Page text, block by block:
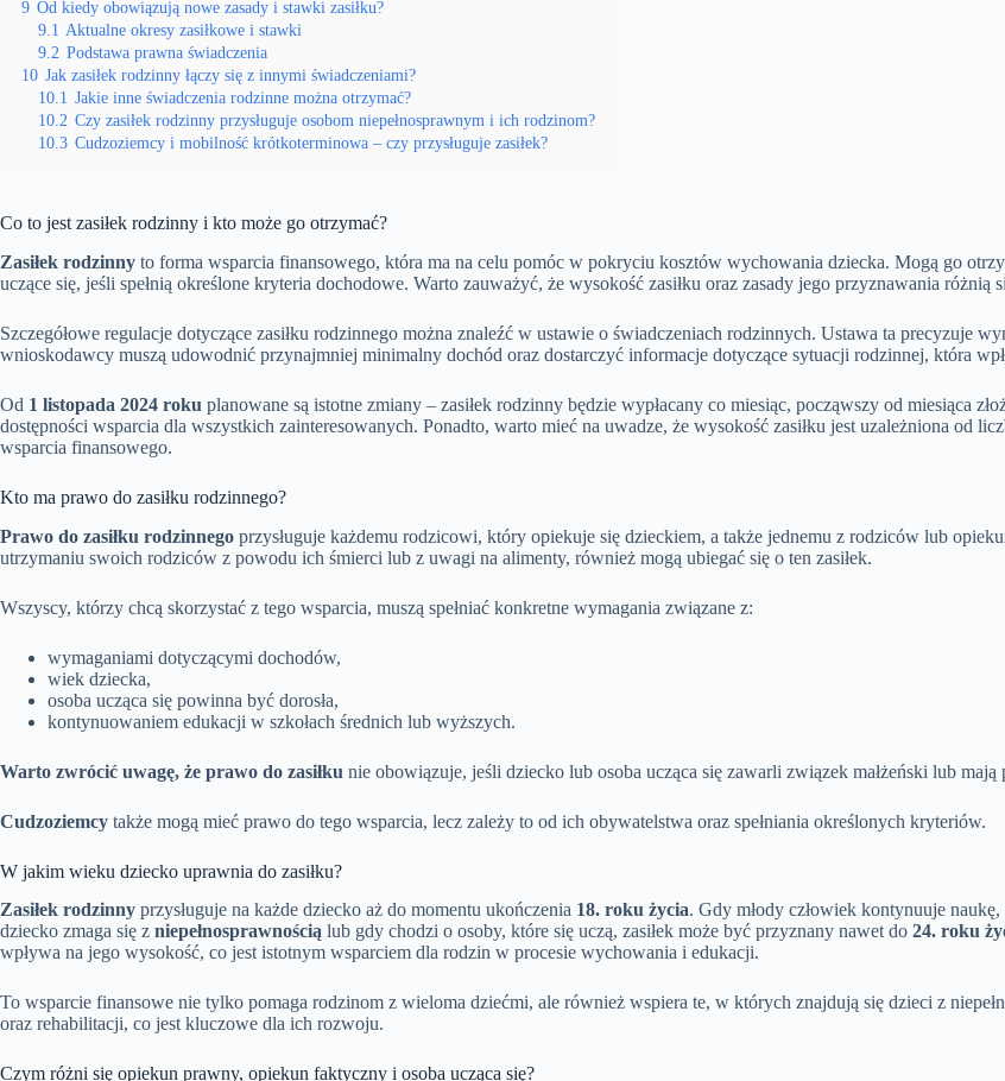
9 Od kiedy obowiązują nowe zasady i stawki zasiłku?
9.1 Aktualne okresy zasiłkowe i stawki
9.2 Podstawa prawna świadczenia
10 Jak zasiłek rodzinny łączy się z innymi świadczeniami?
10.1 Jakie inne świadczenia rodzinne można otrzymać?
10.2 Czy zasiłek rodzinny przysługuje osobom niepełnosprawnym i ich rodzinom?
10.3 Cudzoziemcy i mobilność krótkoterminowa – czy przysługuje zasiłek?
Co to jest zasiłek rodzinny i kto może go otrzymać?
Zasiłek rodzinny to forma wsparcia finansowego, która ma na celu pomóc w pokryciu kosztów wychowania dziecka. Mogą go
uczące się, jeśli spełnią określone kryteria dochodowe. Warto zauważyć, że wysokość zasiłku oraz zasady jego przyznawania różnią
Szczegółowe regulacje dotyczące zasiłku rodzinnego można znaleźć w ustawie o świadczeniach rodzinnych. Ustawa ta precyzuje
wnioskodawcy muszą udowodnić przynajmniej minimalny dochód oraz dostarczyć informacje dotyczące sytuacji rodzinnej, która
Od 1 listopada 2024 roku planowane są istotne zmiany – zasiłek rodzinny będzie wypłacany co miesiąc, począwszy od miesiąca
dostępności wsparcia dla wszystkich zainteresowanych. Ponadto, warto mieć na uwadze, że wysokość zasiłku jest uzależniona od
wsparcia finansowego.
Kto ma prawo do zasiłku rodzinnego?
Prawo do zasiłku rodzinnego przysługuje każdemu rodzicowi, który opiekuje się dzieckiem, a także jednemu z rodziców lub
utrzymaniu swoich rodziców z powodu ich śmierci lub z uwagi na alimenty, również mogą ubiegać się o ten zasiłek.
Wszyscy, którzy chcą skorzystać z tego wsparcia, muszą spełniać konkretne wymagania związane z:
wymaganiami dotyczącymi dochodów,
wiek dziecka,
osoba ucząca się powinna być dorosła,
kontynuowaniem edukacji w szkołach średnich lub wyższych.
Warto zwrócić uwagę, że prawo do zasiłku nie obowiązuje, jeśli dziecko lub osoba ucząca się zawarli związek małżeński lub mają
Cudzoziemcy także mogą mieć prawo do tego wsparcia, lecz zależy to od ich obywatelstwa oraz spełniania określonych kryteriów.
W jakim wieku dziecko uprawnia do zasiłku?
Zasiłek rodzinny przysługuje na każde dziecko aż do momentu ukończenia 18. roku życia. Gdy młody człowiek kontynuuje
dziecko zmaga się z niepełnosprawnością lub gdy chodzi o osoby, które się uczą, zasiłek może być przyznany nawet do 24. roku
wpływa na jego wysokość, co jest istotnym wsparciem dla rodzin w procesie wychowania i edukacji.
To wsparcie finansowe nie tylko pomaga rodzinom z wieloma dziećmi, ale również wspiera te, w których znajdują się dzieci z
oraz rehabilitacji, co jest kluczowe dla ich rozwoju.
Czym różni się opiekun prawny, opiekun faktyczny i osoba ucząca się?